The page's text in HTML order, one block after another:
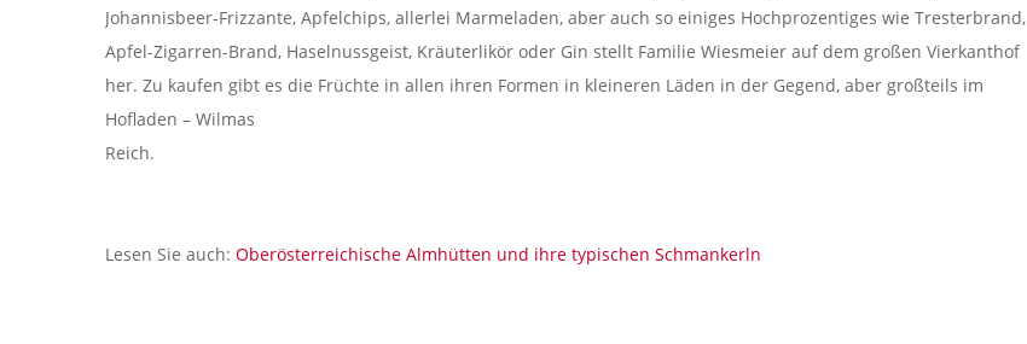
Johannisbeer-Frizzante, Apfelchips, allerlei Marmeladen, aber auch so einiges Hochprozentiges wie Tresterbrand,
Apfel-Zigarren-Brand, Haselnussgeist, Kräuterlikör oder Gin stellt Familie Wiesmeier auf dem großen Vierkanthof
her. Zu kaufen gibt es die Früchte in allen ihren Formen in kleineren Läden in der Gegend, aber großteils im
Hofladen – Wilmas
Reich.
Lesen Sie auch: Oberösterreichische Almhütten und ihre typischen Schmankerln